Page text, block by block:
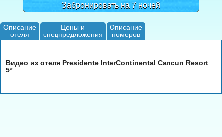
Забронировать на 7 ночей
Описание
отеля
Цены и
спецпредложения
Описание
номеров
Видео из отеля Presidente InterСontinental Cancun Resort
5*